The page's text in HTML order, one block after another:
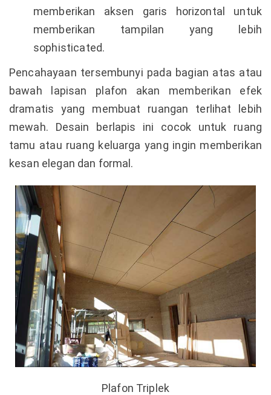
memberikan aksen garis horizontal untuk
memberikan tampilan yang lebih
sophisticated.
Pencahayaan tersembunyi pada bagian atas atau
bawah lapisan plafon akan memberikan efek
dramatis yang membuat ruangan terlihat lebih
mewah. Desain berlapis ini cocok untuk ruang
tamu atau ruang keluarga yang ingin memberikan
kesan elegan dan formal.
Plafon Triplek